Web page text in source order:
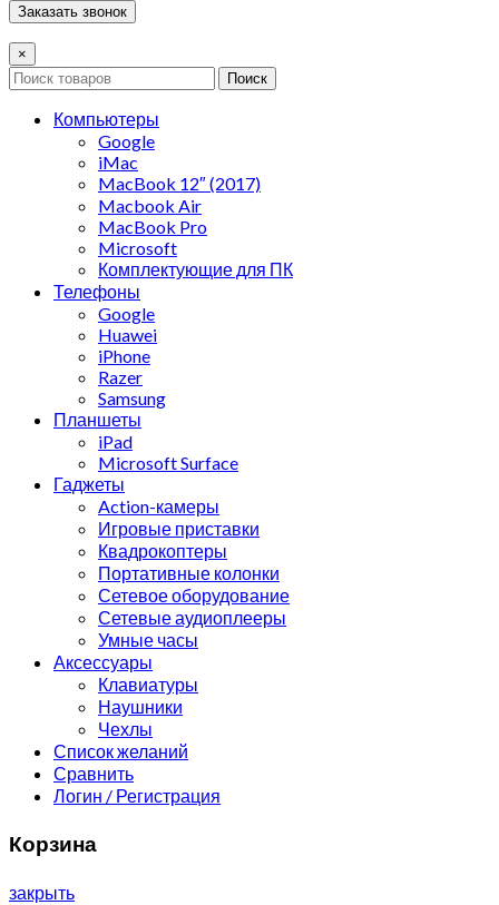
×
Поиск
Компьютеры
Google
iMac
MacBook 12″ (2017)
Macbook Air
MacBook Pro
Microsoft
Комплектующие для ПК
Телефоны
Google
Huawei
iPhone
Razer
Samsung
Планшеты
iPad
Microsoft Surface
Гаджеты
Action-камеры
Игровые приставки
Квадрокоптеры
Портативные колонки
Сетевое оборудование
Сетевые аудиоплееры
Умные часы
Аксессуары
Клавиатуры
Наушники
Чехлы
Список желаний
Сравнить
Логин / Регистрация
Корзина
закрыть